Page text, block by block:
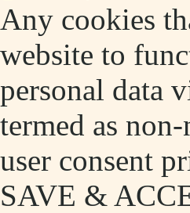
Any cookies
website to
personal data
termed as
user consent
SAVE &